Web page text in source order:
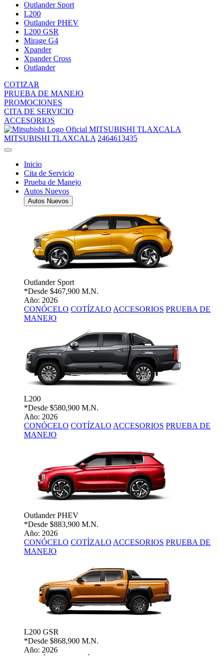
Outlander Sport
L200
Outlander PHEV
L200 GSR
Mirage G4
Xpander
Xpander Cross
Outlander
COTIZAR
PRUEBA DE MANEJO
PROMOCIONES
CITA DE SERVICIO
ACCESORIOS
MITSUBISHI TLAXCALA
MITSUBISHI TLAXCALA 2464613435
Inicio
Cita de Servicio
Prueba de Manejo
Autos Nuevos
Autos Nuevos
Outlander Sport
*Desde $467,900 M.N.
Año: 2026
CONÓCELO COTÍZALO ACCESORIOS PRUEBA DE
MANEJO
L200
*Desde $580,900 M.N.
Año: 2026
CONÓCELO COTÍZALO ACCESORIOS PRUEBA DE
MANEJO
Outlander PHEV
*Desde $883,900 M.N.
Año: 2026
CONÓCELO COTÍZALO ACCESORIOS PRUEBA DE
MANEJO
L200 GSR
*Desde $868,900 M.N.
Año: 2026